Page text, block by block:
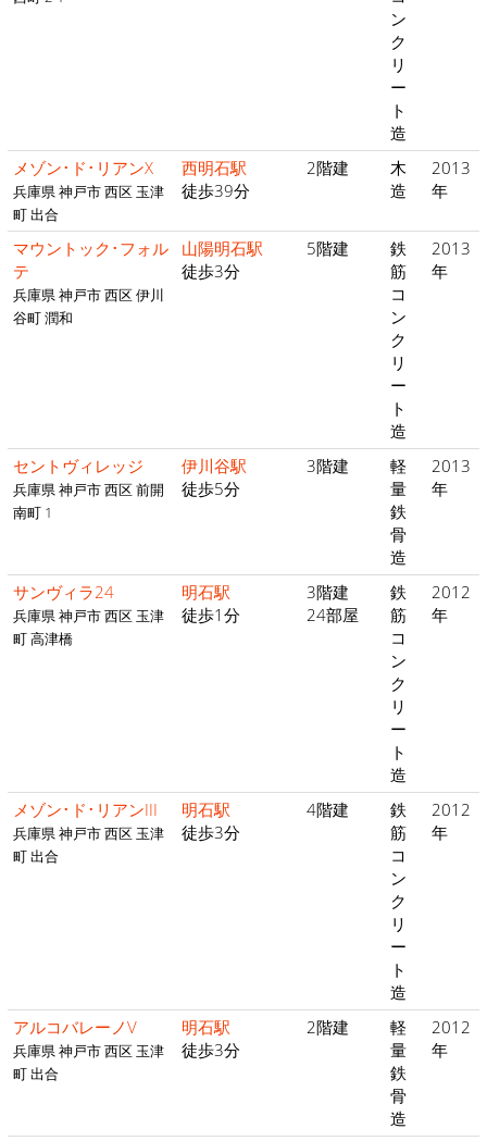
ン
ク
リ
ー
ト
造
メゾン･ド･リアンX
兵庫県 神戸市 西区 玉津
町 出合
西明石駅
徒歩39分
2階建
木
造
2013
年
マウントック･フォル
テ
兵庫県 神戸市 西区 伊川
谷町 潤和
山陽明石駅
徒歩3分
5階建
鉄
筋
コ
ン
ク
リ
ー
ト
造
2013
年
セントヴィレッジ
兵庫県 神戸市 西区 前開
南町 1
伊川谷駅
徒歩5分
3階建
軽
量
鉄
骨
造
2013
年
サンヴィラ24
兵庫県 神戸市 西区 玉津
町 高津橋
明石駅
徒歩1分
3階建
24部屋
鉄
筋
コ
ン
ク
リ
ー
ト
造
2012
年
メゾン･ド･リアンIII
兵庫県 神戸市 西区 玉津
町 出合
明石駅
徒歩3分
4階建
鉄
筋
コ
ン
ク
リ
ー
ト
造
2012
年
アルコバレーノV
兵庫県 神戸市 西区 玉津
町 出合
明石駅
徒歩3分
2階建
軽
量
鉄
骨
造
2012
年